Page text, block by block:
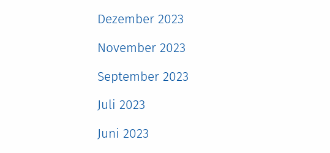
Dezember 2023
November 2023
September 2023
Juli 2023
Juni 2023